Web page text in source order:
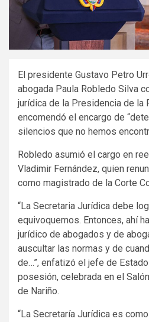
El presidente Gustavo Petro
abogada Paula Robledo Silva
jurídica de la Presidencia de la
encomendó el encargo de
silencios que no hemos
Robledo asumió el cargo en
Vladimir Fernández, quien
como magistrado de la Corte
“La Secretaria Jurídica debe
equivoquemos. Entonces, ahí
jurídico de abogados y de
auscultar las normas y de
de…”, enfatizó el jefe de
posesión, celebrada en el
de Nariño.
“La Secretaría Jurídica es